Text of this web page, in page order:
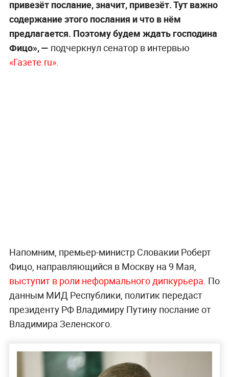
привезёт послание, значит, привезёт. Тут важно
содержание этого послания и что в нём
предлагается. Поэтому будем ждать господина
Фицо», — подчеркнул сенатор в интервью
«Газете.ru».
Напомним, премьер-министр Словакии Роберт
Фицо, направляющийся в Москву на 9 Мая,
выступит в роли неформального дипкурьера . По
данным МИД Республики, политик передаст
президенту РФ Владимиру Путину послание от
Владимира Зеленского.